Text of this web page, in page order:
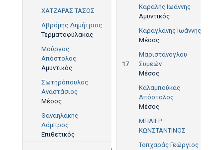
ΧΑΤΖΑΡΑΣ ΤΑΣΟΣ
Αβράμης Δημήτριος
Τερματοφύλακας
Μούργος
Απόστολος
Αμυντικός
Σωτηρόπουλος
Αναστάσιος
Μέσος
Θαναηλάκης
Λάμπρος
Επιθετικός
Καραλής Ιωάννης
Αμυντικός
Καραγλάνης Ιωάννης
Μέσος
17
Μαριστάνογλου
Συμεών
Μέσος
Καλαμπούκας
Απόστολος
Μέσος
ΜΠΑΪΕΡ
ΚΩΝΣΤΑΝΤΙΝΟΣ
Τοπχαράς Γεώργιος